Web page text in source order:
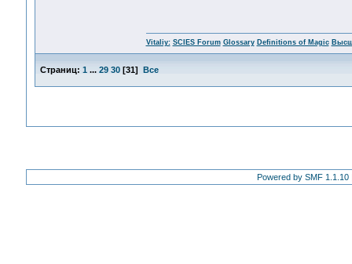
Vitaliy: SCIES Forum Glossary Definitions of Magic
Страниц: 1 ... 29 30[31] Все
Powered by SMF 1.1.10